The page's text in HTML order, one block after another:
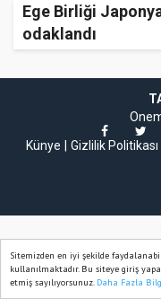
Sitemizden en iyi şekilde
kullanılmaktadır. Bu siteye giriş
etmiş sayılıyorsunuz. Daha Fazla
Ege Birliği
odaklandı
Künye
Gizlilik Politikası
Ana Sayfa Web